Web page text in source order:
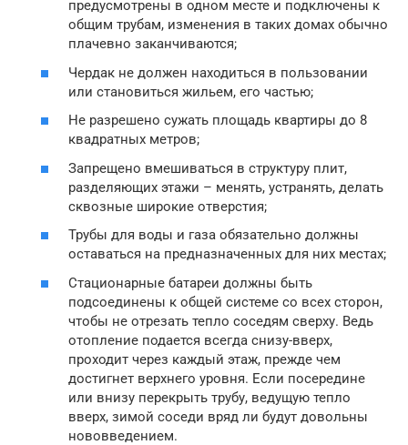
предусмотрены в одном месте и подключены к
общим трубам, изменения в таких домах обычно
плачевно заканчиваются;
Чердак не должен находиться в пользовании
или становиться жильем, его частью;
Не разрешено сужать площадь квартиры до 8
квадратных метров;
Запрещено вмешиваться в структуру плит,
разделяющих этажи – менять, устранять, делать
сквозные широкие отверстия;
Трубы для воды и газа обязательно должны
оставаться на предназначенных для них местах;
Стационарные батареи должны быть
подсоединены к общей системе со всех сторон,
чтобы не отрезать тепло соседям сверху. Ведь
отопление подается всегда снизу-вверх,
проходит через каждый этаж, прежде чем
достигнет верхнего уровня. Если посередине
или внизу перекрыть трубу, ведущую тепло
вверх, зимой соседи вряд ли будут довольны
нововведением.